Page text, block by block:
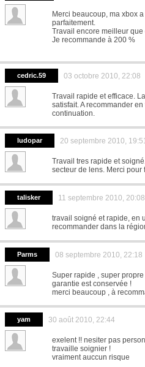
Merci beaucoup, ma xbox
parfaitement.
Travail encore meilleur que
Je recommande à 200 %
cedric.59 03 octobre 2010, 22:08
Travail rapide et efficace.
satisfait. A recommander
continuation.
ludopar 20 septembre 2010,
Travail tres rapide et
secteur de lens. Merci
talisker 11 septembre 2010, 20:08
travail soigné et rapide, en
recommander dans la
Parms 08 septembre 2010, 22:18
Super rapide , super
garantie est conservée !
merci beaucoup , à
yam 30 août 2010, 22:44
exelent !! nesiter pas
travaille soignier !
vraiment auccun risque